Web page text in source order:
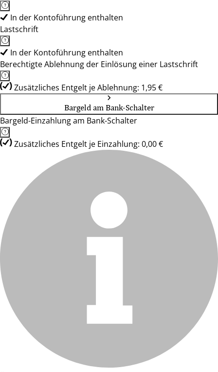
In der Kontoführung enthalten
Lastschrift
In der Kontoführung enthalten
Berechtigte Ablehnung der Einlösung einer Lastschrift
Zusätzliches Entgelt je Ablehnung: 1,95 €
Bargeld am Bank-Schalter
Bargeld-Einzahlung am Bank-Schalter
Zusätzliches Entgelt je Einzahlung: 0,00 €